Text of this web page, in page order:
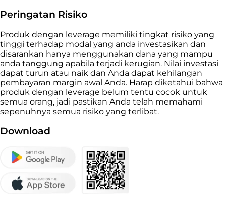
Peringatan Risiko
Produk dengan leverage memiliki tingkat risiko yang
tinggi terhadap modal yang anda investasikan dan
disarankan hanya menggunakan dana yang mampu
anda tanggung apabila terjadi kerugian. Nilai investasi
dapat turun atau naik dan Anda dapat kehilangan
pembayaran margin awal Anda. Harap diketahui bahwa
produk dengan leverage belum tentu cocok untuk
semua orang, jadi pastikan Anda telah memahami
sepenuhnya semua risiko yang terlibat.
Download